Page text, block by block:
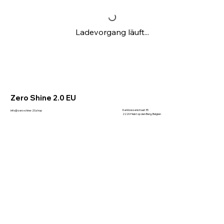
Ladevorgang läuft...
Zero Shine 2.0 EU
info@zero-shine-20.shop
Kerkbossenstraat 35
2220 Heist op den Berg, Belgien